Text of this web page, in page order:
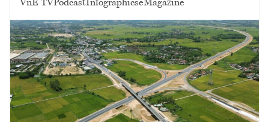
VnE TVPodcastInfographicseMagazine